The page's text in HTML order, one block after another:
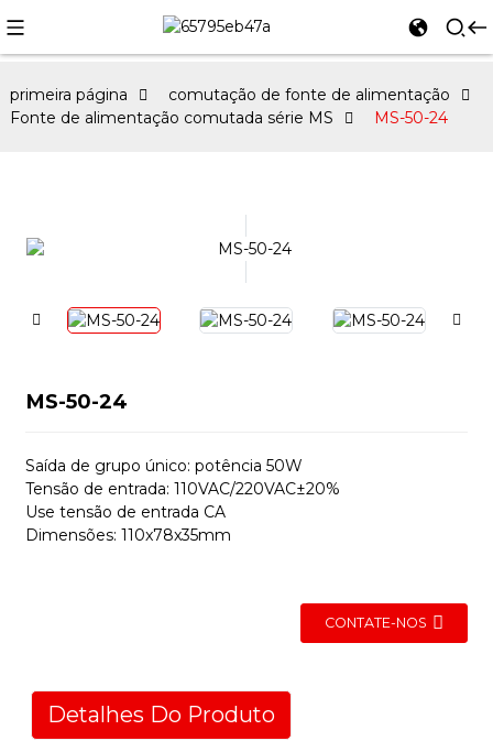
primeira página
comutação de fonte de alimentação
Fonte de alimentação comutada série MS
MS-50-24
MS-50-24
Saída de grupo único: potência 50W
Tensão de entrada: 110VAC/220VAC±20%
Use tensão de entrada CA
Dimensões: 110x78x35mm
CONTATE-NOS
Detalhes Do Produto